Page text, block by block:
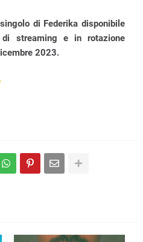
di Federika disponibile
streaming e in rotazione
2023.